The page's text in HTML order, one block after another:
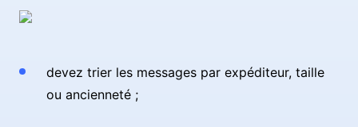
devez trier les messages par expéditeur, taille
ou ancienneté ;